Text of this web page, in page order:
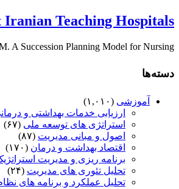
Teaching Hospitals
Succession Planning Model for Nursing ...
دسته‌ها
آموزشی (۱,۰۱۰)
ارزیابی خدمات بهداشتی و
استراتژی های توسعه ملی (۶۷)
اصول و مبانی مدیریت (۸۷)
اقتصاد بهداشت و درمان (۱۷۰)
برنامه ریزی و مدیریت
تحلیل تئوری های مدیریت (۲۴)
تحلیل عملکرد و برنامه های